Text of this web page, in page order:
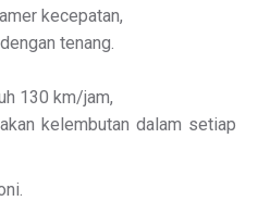
kecepatan,
tenang.
130 km/jam,
kelembutan dalam setiap